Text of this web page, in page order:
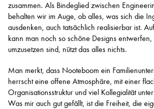
zusammen. Als Bindeglied zwischen
behalten wir im Auge, ob alles, was sich die
ausdenken, auch tatsächlich realisierbar ist.
kann man noch so schöne Designs
umzusetzen sind, nützt das alles nichts.
Man merkt, dass Nooteboom ein
herrscht eine offene Atmosphäre, mit einer
Organisationsstruktur und viel Kollegialität
Was mir auch gut gefällt, ist die Freiheit, die